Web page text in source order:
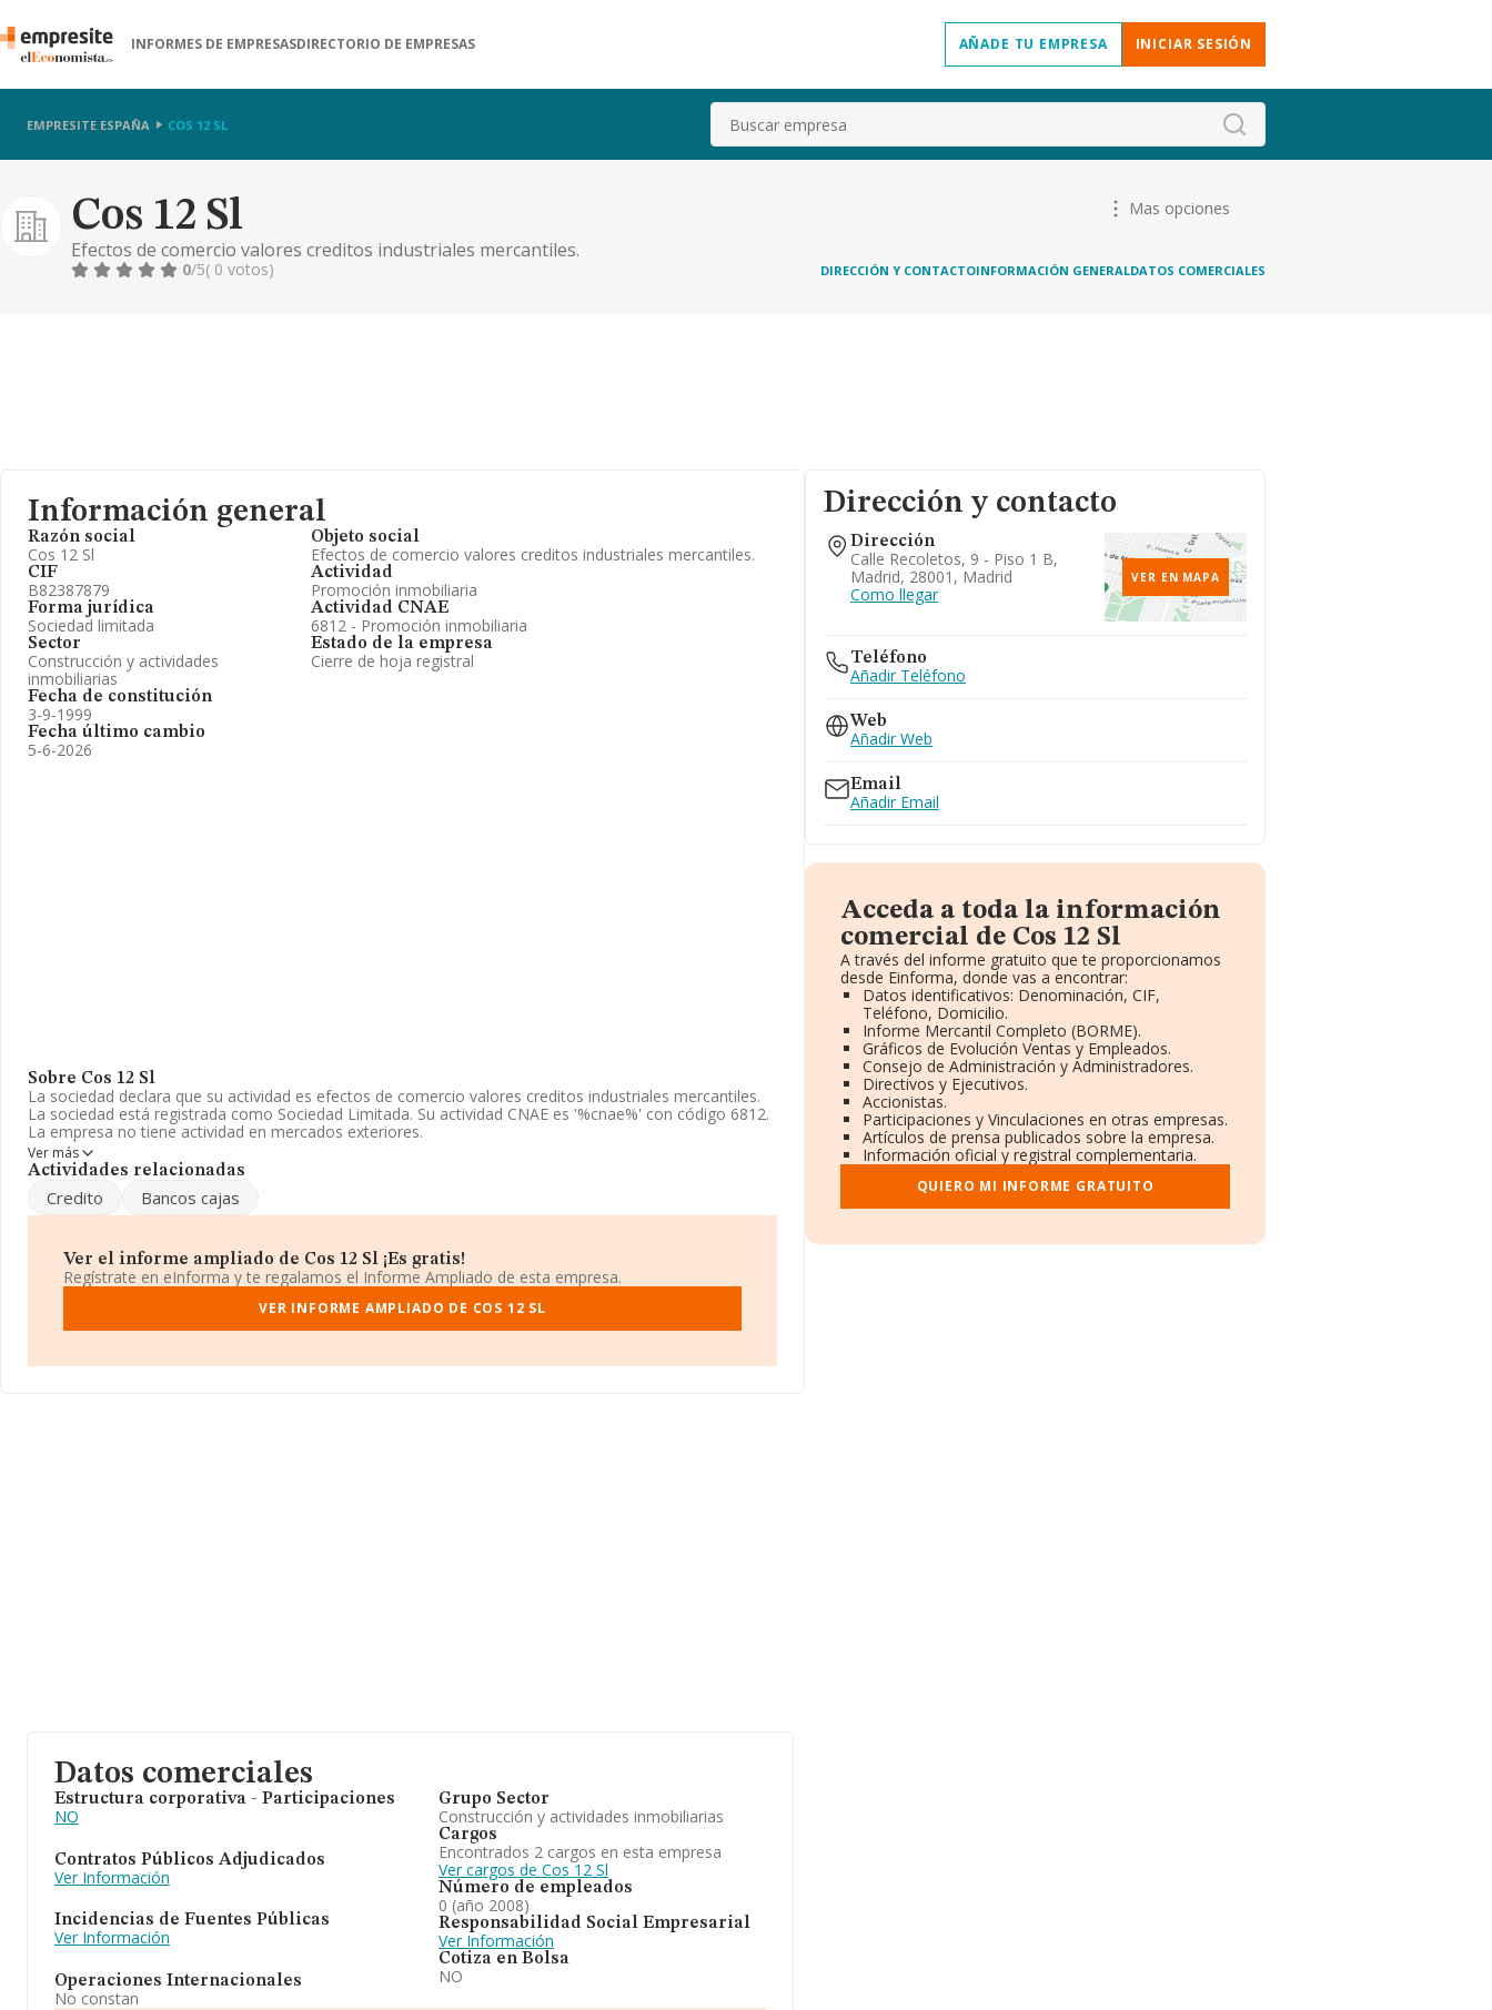
INFORMES DE EMPRESASDIRECTORIO DE EMPRESAS AÑADE TU EMPRESA INICIAR SESIÓN
EMPRESITE ESPAÑA COS 12 SL Buscar
Cos 12 Sl
Efectos de comercio valores creditos industriales mercantiles.
Mas opciones
0/5( 0 votos) DIRECCIÓN Y CONTACTOINFORMACIÓN GENERALDATOS COMERCIALES
Información general
Razón social
Cos 12 Sl
CIF
B82387879
Forma jurídica
Sociedad limitada
Sector
Construcción y actividades
inmobiliarias
Fecha de constitución
3-9-1999
Fecha último cambio
5-6-2026
Objeto social
Efectos de comercio valores creditos industriales mercantiles.
Actividad
Promoción inmobiliaria
Actividad CNAE
6812 - Promoción inmobiliaria
Estado de la empresa
Cierre de hoja registral
Sobre Cos 12 Sl
La sociedad declara que su actividad es efectos de comercio valores creditos industriales mercantiles.
La sociedad está registrada como Sociedad Limitada. Su actividad CNAE es '%cnae%' con código 6812.
La empresa no tiene actividad en mercados exteriores.
La sociedad españolaCos 12 S.L
Con los datos a disposición de INFORMA sobre 231.218 empresas pertenecientes al sector, en el
de la facturación entre todas las empresas es de 128 mil euros. En relación con la información de la
provincia de Madrid, en la base de datos INFORMA constan 39467 empresas, con ventas en el año
2008 de 14.368 millones de euros. Con el fin de ampliar la información relativa a las compañías, la
media de antigüedad desde la constitución es de 20 años. La media de empleados de las empresas es
Ver más
Actividades relacionadas
Credito Bancos cajas
Ver el informe ampliado de Cos 12 Sl ¡Es gratis!
Regístrate en eInforma y te regalamos el Informe Ampliado de esta empresa.
VER INFORME AMPLIADO DE COS 12 SL
Dirección y contacto
Dirección
Calle Recoletos, 9 - Piso 1 B,
Madrid, 28001, Madrid
Como llegar
VER EN MAPA
Teléfono
Añadir Teléfono
Web
Añadir Web
Email
Añadir Email
Acceda a toda la información
comercial de Cos 12 Sl
A través del informe gratuito que te proporcionamos
desde Einforma, donde vas a encontrar:
Datos identificativos: Denominación, CIF,
Teléfono, Domicilio.
Informe Mercantil Completo (BORME).
Gráficos de Evolución Ventas y Empleados.
Consejo de Administración y Administradores.
Directivos y Ejecutivos.
Accionistas.
Participaciones y Vinculaciones en otras empresas.
Artículos de prensa publicados sobre la empresa.
Información oficial y registral complementaria.
QUIERO MI INFORME GRATUITO
Datos comerciales
Estructura corporativa - Participaciones
NO
Contratos Públicos Adjudicados
Ver Información
Incidencias de Fuentes Públicas
Ver Información
Operaciones Internacionales
No constan
Grupo Sector
Construcción y actividades inmobiliarias
Cargos
Encontrados 2 cargos en esta empresa
Ver cargos de Cos 12 Sl
Número de empleados
0 (año 2008)
Responsabilidad Social Empresarial
Ver Información
Cotiza en Bolsa
NO